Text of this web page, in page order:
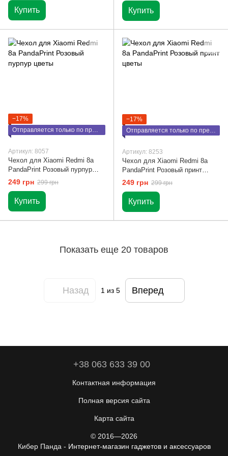
Купить Купить
−17%
Отправляется только по предоплате
Артикул: 8057
Чехол для Xiaomi Redmi 8a
PandaPrint Розовый пурпур
цветы
249 грн 299 грн
Купить
−17%
Отправляется только по предоплате
Артикул: 8253
Чехол для Xiaomi Redmi 8a
PandaPrint Розовый принт
цветы
249 грн 299 грн
Купить
Показать еще 20 товаров
Назад 1из 5 Вперед
+38 063 633 39 00
Контактная информация
Полная версия сайта
Карта сайта
© 2016—2026
Кибер Панда - Интернет-магазин гаджетов и аксессуаров